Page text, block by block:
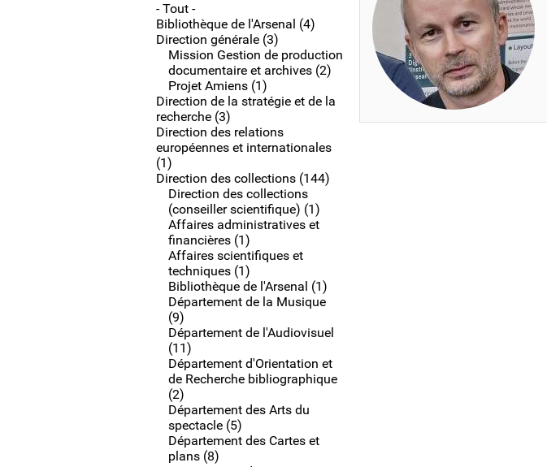
- Tout -
Bibliothèque de l'Arsenal (4)
Direction générale (3)
Mission Gestion de production
documentaire et archives (2)
Projet Amiens (1)
Direction de la stratégie et de la
recherche (3)
Direction des relations
européennes et internationales
(1)
Direction des collections (144)
Direction des collections
(conseiller scientifique) (1)
Affaires administratives et
financières (1)
Affaires scientifiques et
techniques (1)
Bibliothèque de l'Arsenal (1)
Département de la Musique
(9)
Département de l'Audiovisuel
(11)
Département d'Orientation et
de Recherche bibliographique
(2)
Département des Arts du
spectacle (5)
Département des Cartes et
plans (8)